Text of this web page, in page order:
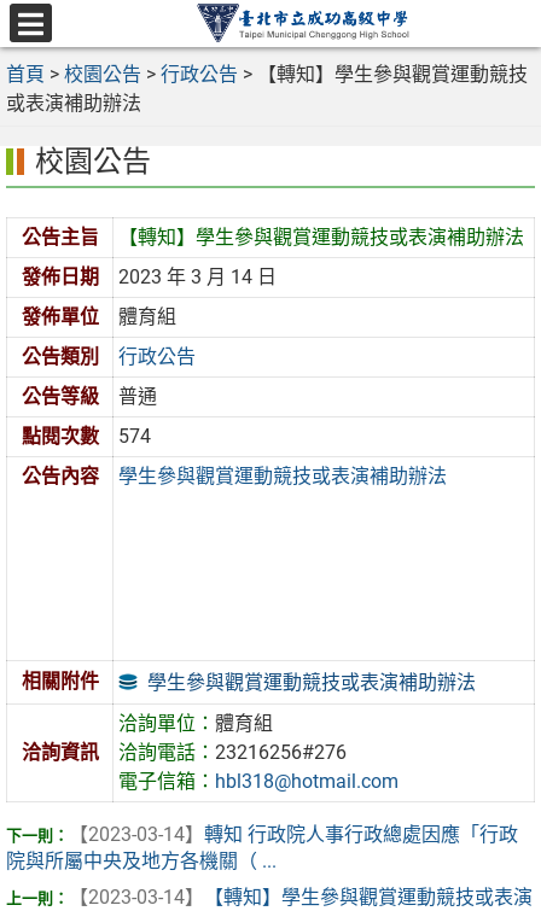
跳
至
主
要
區
選
單
首頁 > 校園公告 > 行政公告 >
【轉知】學生參與觀賞運動競技
或表演補助辦法
校園公告
公告主旨
【轉知】學生參與觀賞運動競技或表演補助辦法
發佈日期
2023 年 3 月 14 日
發佈單位
體育組
公告類別
行政公告
公告等級
普通
點閱次數
574
公告內容
學生參與觀賞運動競技或表演補助辦法
相關附件 學生參與觀賞運動競技或表演補助辦法
洽詢資訊
洽詢單位：體育組
洽詢電話：23216256#276
電子信箱： hbl318@hotmail.com
【2023-03-14】 轉知 行政院人事行政總處因應「行政
院與所屬中央及地方各機關（ ...
【2023-03-14】
【轉知】學生參與觀賞運動競技或表演